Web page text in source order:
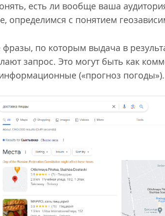
есть ли вообще ваша
определимся с понятием
по которым выдача в
запрос. Это могут быть как
(«прогноз погоды»).